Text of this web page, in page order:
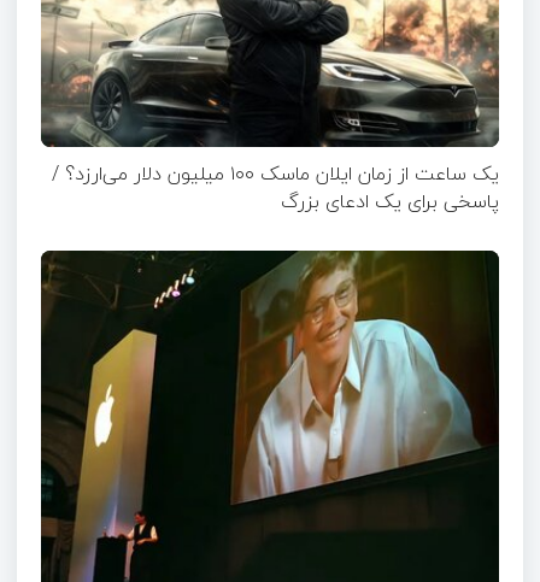
یک ساعت از زمان ایلان ماسک ۱۰۰ میلیون دلار می‌ارزد؟ /
پاسخی برای یک ادعای بزرگ